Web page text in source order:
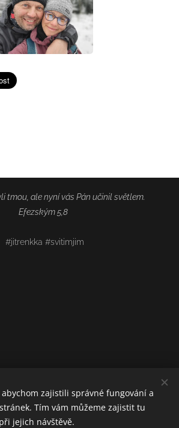
tmou, ale nyní vás Pán učinil světlem.
Efezským 5,8
#jitrenkka #svitimjim
abychom zajistili správné fungování a
Tím vám můžeme zajistit tu
jejich návštěvě.